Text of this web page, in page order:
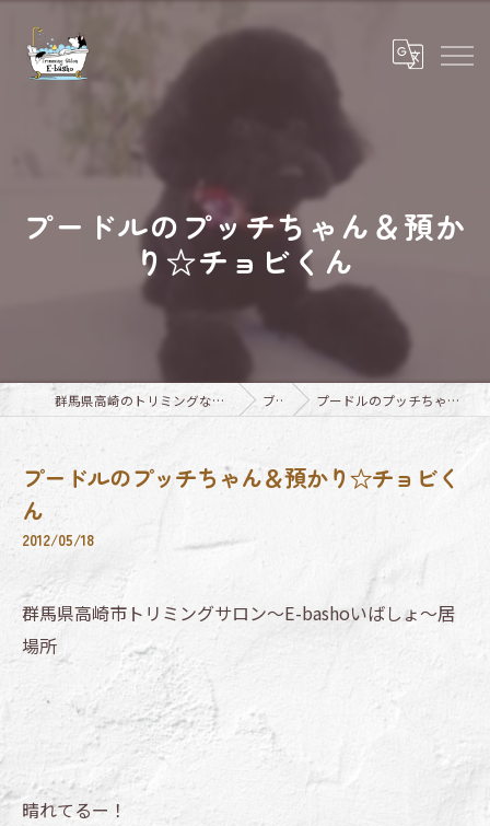
プードルのプッチちゃん＆預か
り☆チョビくん
群馬県高崎のトリミングならTrimming Salon E-basho ブログ プードルのプッチちゃん＆預かり☆チョビくん
プードルのプッチちゃん＆預かり☆チョビく
ん
2012/05/18
群馬県高崎市トリミングサロン～E-bashoいばしょ～居
場所
晴れてるー！